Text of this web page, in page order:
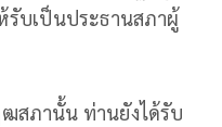
รับเป็นประธานสภาผู้
สภานั้น ท่านยังได้รับ